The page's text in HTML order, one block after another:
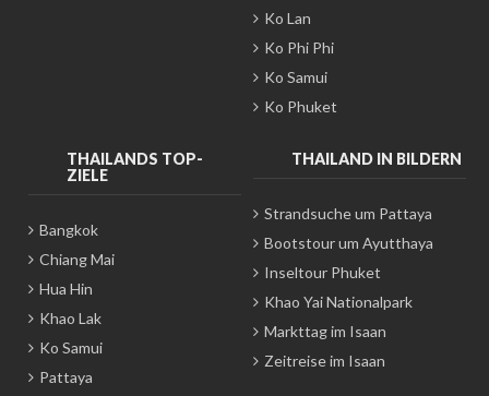
Ko Lan
Ko Phi Phi
Ko Samui
Ko Phuket
THAILANDS TOP-
ZIELE
Bangkok
Chiang Mai
Hua Hin
Khao Lak
Ko Samui
Pattaya
THAILAND IN BILDERN
Strandsuche um Pattaya
Bootstour um Ayutthaya
Inseltour Phuket
Khao Yai Nationalpark
Markttag im Isaan
Zeitreise im Isaan